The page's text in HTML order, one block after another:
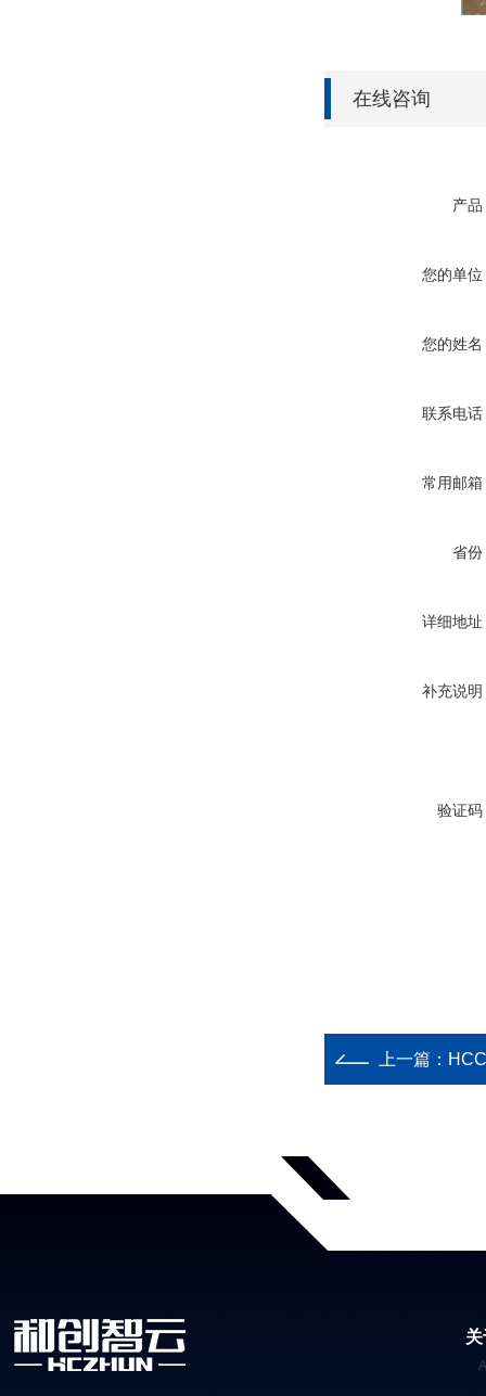
在线咨询
产品
您的单位
您的姓名
联系电话
常用邮箱
省份
详细地址
补充说明
验证码
上一篇：